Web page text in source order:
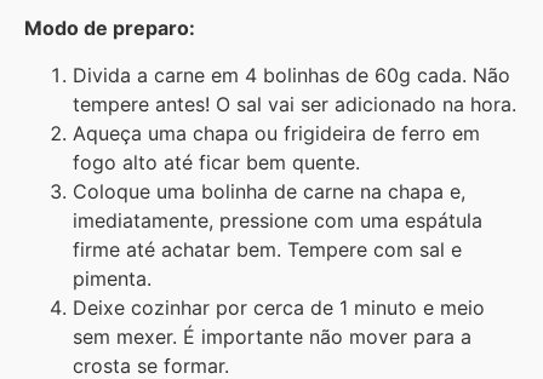
Modo de preparo:
Divida a carne em 4 bolinhas de 60g cada. Não
tempere antes! O sal vai ser adicionado na hora.
Aqueça uma chapa ou frigideira de ferro em
fogo alto até ficar bem quente.
Coloque uma bolinha de carne na chapa e,
imediatamente, pressione com uma espátula
firme até achatar bem. Tempere com sal e
pimenta.
Deixe cozinhar por cerca de 1 minuto e meio
sem mexer. É importante não mover para a
crosta se formar.